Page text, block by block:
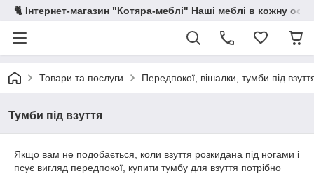
🐈 Інтернет-магазин "Котяра-меблі" Наші меблі в кожну
Товари та послуги Передпокої, вішалки, тумби під
Тумби під взуття
Якщо вам не подобається, коли взуття розкидана під ногами і
псує вигляд передпокої, купити тумбу для взуття потрібно